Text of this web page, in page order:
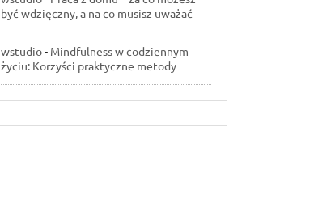
być wdzięczny, a na co musisz uważać
wstudio- Mindfulness w codziennym
życiu: Korzyści praktyczne metody